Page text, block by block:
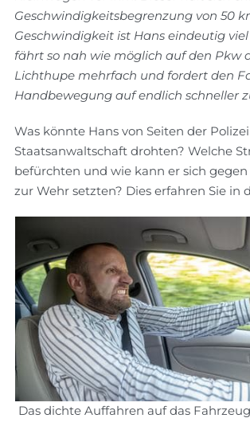
Geschwindigkeitsbegrenzung von 50
Geschwindigkeit ist Hans eindeutig
fährt so nah wie möglich auf den Pkw
Lichthupe mehrfach und fordert den
Handbewegung auf endlich schneller
Was könnte Hans von Seiten der
Staatsanwaltschaft drohten? Welche
befürchten und wie kann er sich
zur Wehr setzten? Dies erfahren Sie in
Das dichte Auffahren auf das